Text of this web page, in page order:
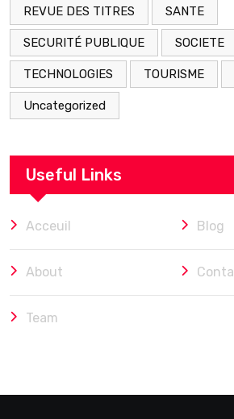
REVUE DES TITRES SANTE
SECURITÉ PUBLIQUE SOCIETE
TECHNOLOGIES TOURISME
Uncategorized
Useful Links
Acceuil Blog
About
Team